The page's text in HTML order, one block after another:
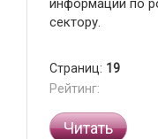
сектору.
Страниц: 19
Рейтинг:
Читать